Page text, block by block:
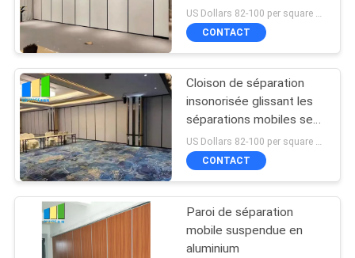
insonorisée d'école pour
le bureau
US Dollars 82-100 per square meter MOQ:Aucun MOQ, accueil de petite quantité
CONTACT
Cloison de séparation
insonorisée glissant les
séparations mobiles se
pliantes pour le
restaurant
US Dollars 82-100 per square meter MOQ:Aucun MOQ, accueil de petite quantité
CONTACT
Paroi de séparation
mobile suspendue en
aluminium